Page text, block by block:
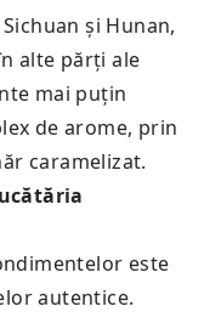
și Hunan,
alte părți ale
mai puțin
de arome, prin
caramelizat.
este
autentice.